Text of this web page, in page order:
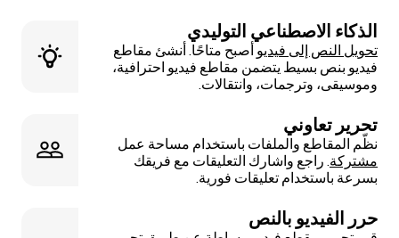
الذكاء الاصطناعي التوليدي
تحويل النص إلى فيديو أصبح متاحًا. أنشئ مقاطع
فيديو بنص بسيط يتضمن مقاطع فيديو احترافية،
وموسيقى، وترجمات، وانتقالات.
تحرير تعاوني
نظّم المقاطع والملفات باستخدام مساحة عمل
مشتركة . راجع واشارك التعليقات مع فريقك
بسرعة باستخدام تعليقات فورية.
حرر الفيديو بالنص